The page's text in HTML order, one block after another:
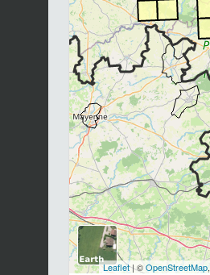
Leaflet| ©OpenStreetMap,